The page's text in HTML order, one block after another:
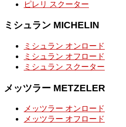
ピレリ スクーター
ミシュラン MICHELIN
ミシュラン オンロード
ミシュラン オフロード
ミシュラン スクーター
メッツラー METZELER
メッツラー オンロード
メッツラー オフロード